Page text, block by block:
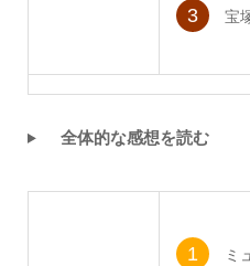
3 宝塚
全体的な感想を読む
1 ミュ